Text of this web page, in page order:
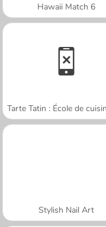
Hawaii Match 6
Stylish Nail Art